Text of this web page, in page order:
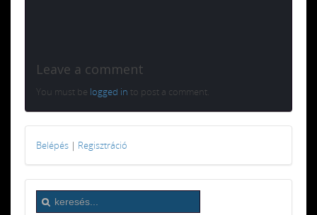
Leave a comment
You must be logged in to post a comment.
Belépés | Regisztráció